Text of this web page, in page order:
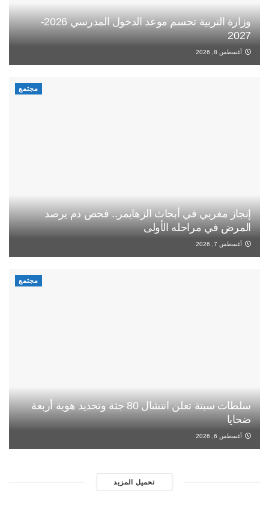
وزارة التربية تحسم موعد الدخول المدرسي 2026-
2027
أغسطس 8, 2026
مجتمع
إنجاز مغربي في أبحاث الزهايمر.. فحص دم يرصد
المرض في مراحله الأولى
أغسطس 7, 2026
مجتمع
سلطات سبتة تعلن انتشال 80 جثة وتحديد هوية أربعة
ضحايا
أغسطس 6, 2026
تحميل المزيد